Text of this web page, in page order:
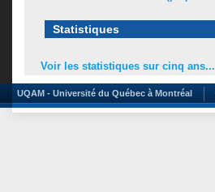
Statistiques
Voir les statistiques sur cinq ans...
UQAM - Université du Québec à Montréal